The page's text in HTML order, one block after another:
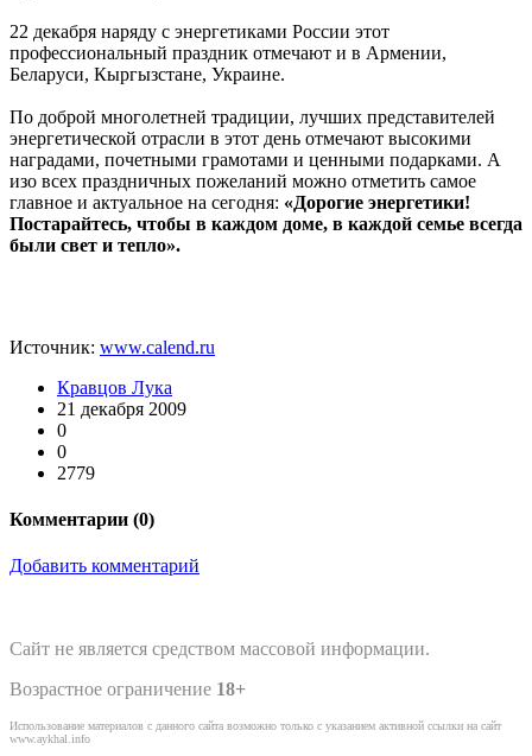
22 декабря наряду с энергетиками России этот
профессиональный праздник отмечают и в Армении,
Беларуси, Кыргызстане, Украине.
По доброй многолетней традиции, лучших представителей
энергетической отрасли в этот день отмечают высокими
наградами, почетными грамотами и ценными подарками. А
изо всех праздничных пожеланий можно отметить самое
главное и актуальное на сегодня: «Дорогие энергетики!
Постарайтесь, чтобы в каждом доме, в каждой семье всегда
были свет и тепло».
Источник: www.calend.ru
Кравцов Лука
21 декабря 2009
0
0
2779
Комментарии (0)
Добавить комментарий
Сайт не является средством массовой информации.
Возрастное ограничение 18+
Использование материалов с данного сайта возможно только с указанием активной ссылки на сайт
www.aykhal.info